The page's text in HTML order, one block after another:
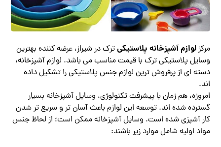
مرکزلوازم آشپزخانه پلاستیکیترک در شیراز، عرضه کننده بهترین
وسایل پلاستیکی ترک با قیمت مناسب می باشد. لوازم آشپزخانه،
دسته ای از پرفروش ترین لوازم جنس پلاستیکی را تشکیل داده
اند.
امروزه، هم زمان با پیشرفت تکنولوژی، وسایل آشپزخانه بسیار
گسترده شده اند. توسعه این لوازم باعث آسان تر و سریع تر شدن
کار آشپزی شده است. وسایل آشپزخانه ممکن است؛ از لحاظ جنس
مواد اولیه شامل موارد زیر باشند: